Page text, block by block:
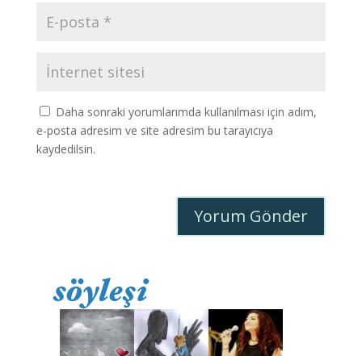
Daha sonraki yorumlarımda kullanılması için adım,
e-posta adresim ve site adresim bu tarayıcıya
kaydedilsin.